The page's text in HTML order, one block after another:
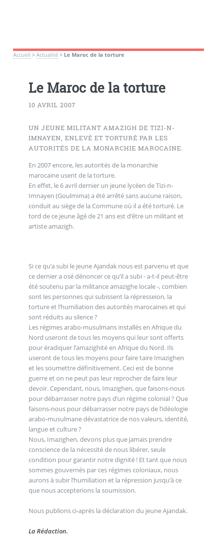
Accueil > Actualité> Le Maroc de la torture
Le Maroc de la torture
10 AVRIL 2007
UN JEUNE MILITANT AMAZIGH DE TIZI-N-
IMNAYEN, ENLEVÉ ET TORTURÉ PAR LES
AUTORITÉS DE LA MONARCHIE MAROCAINE.
En 2007 encore, les autorités de la monarchie
marocaine usent de la torture.
En effet, le 6 avril dernier un jeune lycéen de Tizi-n-
Imnayen (Goulmima) a été arrêté sans aucune raison,
conduit au siège de la Commune où il a été torturé. Le
tord de ce jeune âgé de 21 ans est d’être un militant et
artiste amazigh.
Si ce qu’a subi le jeune Ajandak nous est parvenu et que
ce dernier a osé dénoncer ce qu’il a subi - a-t-il peut-être
été soutenu par la militance amazighe locale -, combien
sont les personnes qui subissent la répresseion, la
torture et l’humiliation des autorités marocaines et qui
sont réduits au silence ?
Les régimes arabo-musulmans installés en Afrique du
Nord useront de tous les moyens qui leur sont offerts
pour éradiquer l’amazighité en Afrique du Nord. Ils
useront de tous les moyens pour faire taire Imazighen
et les soumettre définitivement. Ceci est de bonne
guerre et on ne peut pas leur reprocher de faire leur
devoir. Cependant, nous, Imazighen, que faisons-nous
pour débarrasser notre pays d’un régime colonial ? Que
faisons-nous pour débarrasser notre pays de l’idéologie
arabo-musulmane dévastatrice de nos valeurs, identité,
langue et culture ?
Nous, Imazighen, devons plus que jamais prendre
conscience de la nécessité de nous libérer, seule
condition pour garantir notre dignité ! Et tant que nous
sommes gouvernés par ces régimes coloniaux, nous
aurons à subir l’humiliation et la répression jusqu’à ce
que nous accepterions la soumission.
Nous publions ci-après la déclaration du jeune Ajandak.
La Rédaction.